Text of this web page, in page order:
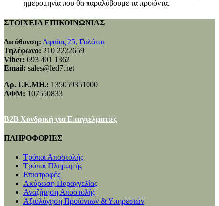
ημερομηνία που θα παραλάβουμε τα προϊόντα.
ΣΤΟΙΧΕΙΑ ΕΠΙΚΟΙΝΩΝΙΑΣ
Διεύθυνση: Αφαίας 25, Γαλάτσι
Τηλέφωνο: 210 2222659
Viber: 693 401 1362
Email: sales@led7.net
Αρ. Γ.Ε.ΜΗ.: 135059351000
ΑΦΜ: 107550833
B2B Χονδρική για Επαγγελματίες
ΠΛΗΡΟΦΟΡΙΕΣ
Τρόποι Αποστολής
Τρόποι Πληρωμής
Επιστροφές
Ακύρωση Παραγγελίας
Αναζήτηση Αποστολής
Αξιολόγηση Προϊόντων & Υπηρεσιών